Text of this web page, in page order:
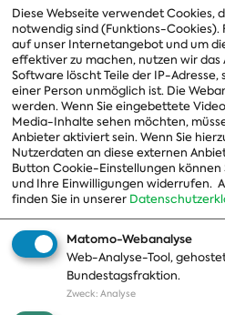
Themen
Diese Webseite verwendet Cookies,
notwendig sind (Funktions-Cookies).
auf unser Internetangebot und um
effektiver zu machen, nutzen wir das
Software löscht Teile der IP-Adresse,
einer Person unmöglich ist. Die
werden. Wenn Sie eingebettete
Media-Inhalte sehen möchten,
Anbieter aktiviert sein. Wenn Sie
Nutzerdaten an diese externen
Button Cookie-Einstellungen können
und Ihre Einwilligungen widerrufen.
finden Sie in unserer
Matomo-Webanalyse
Web-Analyse-Tool,
Bundestagsfraktion.
Zweck: Analyse